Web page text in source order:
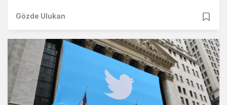
Gözde Ulukan